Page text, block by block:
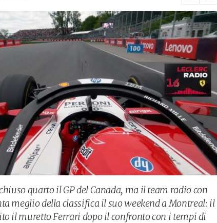
quarto il GP del Canada, ma il team radio con
meglio della classifica il suo weekend a Montreal: il
il muretto Ferrari dopo il confronto con i tempi di